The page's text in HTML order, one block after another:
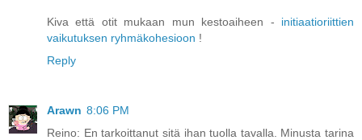
Kiva että otit mukaan mun kestoaiheen - initiaatioriittien
vaikutuksen ryhmäkohesioon !
Reply
Arawn 8:06 PM
Reino: En tarkoittanut sitä ihan tuolla tavalla. Minusta tarina